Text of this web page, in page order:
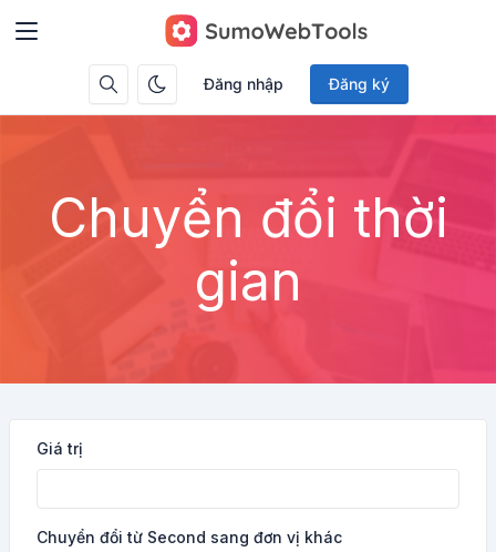
Đăng nhập Đăng ký
Chuyển đổi thời
gian
Giá trị
Chuyển đổi từ Second sang đơn vị khác